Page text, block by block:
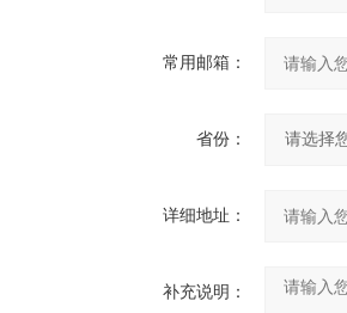
常用邮箱：
省份：
详细地址：
补充说明：